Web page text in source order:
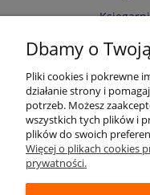
Dbamy o
Pliki cookies i pokrewne
działanie strony i
potrzeb. Możesz
wszystkich tych plików i
plików do swoich
Więcej o plikach cookies
prywatności.